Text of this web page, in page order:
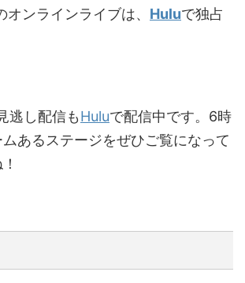
ンラインライブは、 Huluで独占
逃し配信もHuluで配信中です。6時
あるステージをぜひご覧になって